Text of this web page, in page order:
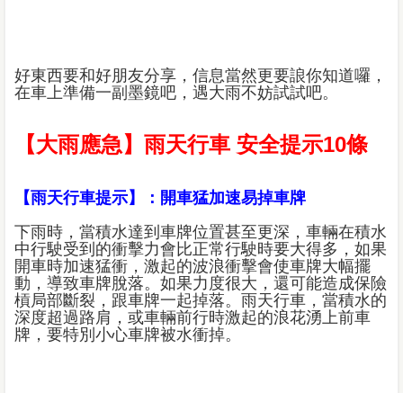
好東西要和好朋友分享，信息當然更要誏你知道囉，
在車上準備一副墨鏡吧，遇大雨不妨試試吧。
【大雨應急】雨天行車 安全提示10條
【雨天行車提示】：開車猛加速易掉車牌
下雨時，當積水達到車牌位置甚至更深，車輛在積水
中行駛受到的衝擊力會比正常行駛時要大得多，如果
開車時加速猛衝，激起的波浪衝擊會使車牌大幅擺
動，導致車牌脫落。如果力度很大，還可能造成保險
槓局部斷裂，跟車牌一起掉落。雨天行車，當積水的
深度超過路肩，或車輛前行時激起的浪花湧上前車
牌，要特別小心車牌被水衝掉。